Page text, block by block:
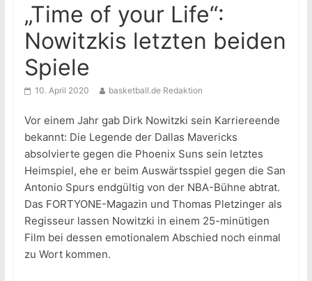
„Time of your Life“:
Nowitzkis letzten beiden
Spiele
10. April 2020 basketball.de Redaktion
Vor einem Jahr gab Dirk Nowitzki sein Karriereende
bekannt: Die Legende der Dallas Mavericks
absolvierte gegen die Phoenix Suns sein letztes
Heimspiel, ehe er beim Auswärtsspiel gegen die San
Antonio Spurs endgültig von der NBA-Bühne abtrat.
Das FORTYONE-Magazin und Thomas Pletzinger als
Regisseur lassen Nowitzki in einem 25-minütigen
Film bei dessen emotionalem Abschied noch einmal
zu Wort kommen.